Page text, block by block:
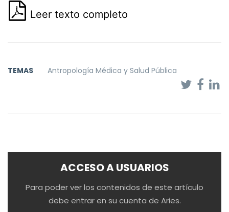
Leer texto completo
TEMAS Antropología Médica y Salud Pública
ACCESO A USUARIOS
Para poder ver los contenidos de este artículo
debe entrar en su cuenta de Aries.